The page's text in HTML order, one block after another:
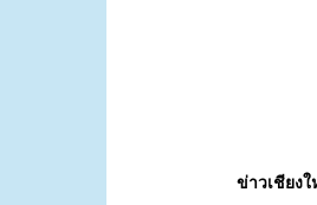
ข่าวเชียง